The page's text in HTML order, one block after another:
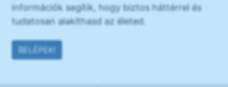
információk segítik, hogy biztos háttérrel és
tudatosan alakíthasd az életed.
BELÉPEK!